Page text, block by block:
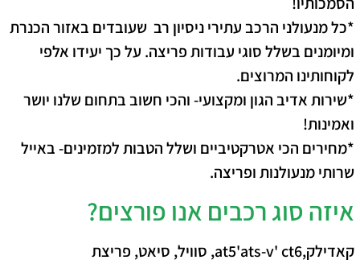
*כל מנעולני הרכב עתירי ניסיון רב שעובדים באזור הכנרת
ומיומנים בשלל סוגי עבודות פריצה. על כך יעידו אלפי
לקוחותינו המרוצים.
*שירות אדיב הגון ומקצועי-והכי חשוב בתחום שלנו יושר
ואמינות!
*מחירים הכי אטרקטיביים ושלל הטבות למזמינים- באייל
שרותי מנעולנות ופריצה.
איזה סוג רכבים אנו פורצים?
קאדילק,at5'ats-v' ct6, סוויל, סיאט, פריצת